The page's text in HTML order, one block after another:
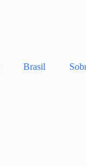
Brasil